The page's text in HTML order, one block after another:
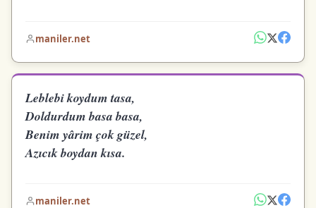
maniler.net
Leblebi koydum tasa,
Doldurdum basa basa,
Benim yârim çok güzel,
Azıcık boydan kısa.
maniler.net